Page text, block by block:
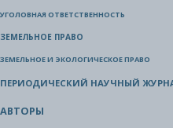
УГОЛОВНАЯ ОТВЕТСТВЕННОСТЬ
ЗЕМЕЛЬНОЕ ПРАВО
ЗЕМЕЛЬНОЕ И ЭКОЛОГИЧЕСКОЕ ПРАВО
ПЕРИОДИЧЕСКИЙ НАУЧНЫЙ
АВТОРЫ